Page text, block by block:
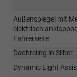
Außenspiegel mit
elektrisch
Fahrerseite
Dachreling in Silber
Dynamic Light